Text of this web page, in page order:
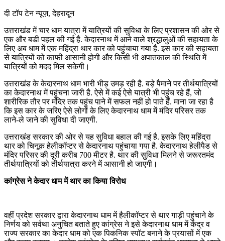
दी टॉप टेन न्यूज़, देहरादून
उत्तराखंड में चार धाम यात्रा में यात्रियों की सुविधा के लिए प्रशासन की ओर से
एक और बडी पहल की गई है. केदारनाथ में आने वाले श्रद्धालुओं की सहायता के
लिए अब धाम में एक महिंद्रा थार कार को पहुंचाया गया है. इस कार की सहायता
से यात्रियों को काफी आसानी होगी और किसी भी अपातकाल की स्थिति में
यात्रियों को मदद मिल सकेगी।
उत्तराखंड के केदारनाथ धाम भारी भीड़ उमड़ रही है. बड़े पैमाने पर तीर्थयात्रियों
का केदारनाथ में पहुंचना जारी है. ऐसे में कई ऐसे यात्री भी पहुंच रहे हैं, जो
शारीरिक तौर पर मंदिर तक पहुंच पाने में सफल नहीं हो पाते हैं. माना जा रहा है
कि इस कार के जरिए ऐसे लोगों के लिए केदारनाथ धाम में मंदिर परिसर तक
लाने-ले जाने की सुविधा दी जाएगी.
उत्तराखंड सरकार की ओर से यह सुविधा बहाल की गई है. इसके लिए महिंद्रा
थार को चिनूक हेलीकॉप्टर से केदारनाथ पहुंचाया गया है. केदारनाथ हेलीपैड से
मंदिर परिसर की दूरी करीब 700 मीटर है. थार की सुविधा मिलने से जरूरतमंद
तीर्थयात्रियों को तीर्थयात्रा करने में आसानी हो जाएगी।
कांग्रेस ने केदार धाम में थार का किया विरोध
वहीं प्रदेश सरकार द्वारा केदारनाथ धाम में हैलीकॉप्टर से थार गाड़ी पहुंचाने के
निर्णय को सर्वथा अनुचित बताते हुए कांग्रेस ने इसे केदारनाथ धाम में केंद्र व
राज्य सरकार का केदार धाम को एक पिकनिक स्पॉट बनाने के प्रयासों में एक